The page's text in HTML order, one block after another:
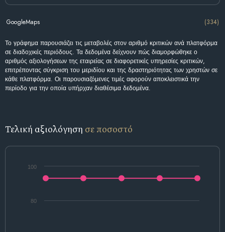
GoogleMaps (334)
Το γράφημα παρουσιάζει τις μεταβολές στον αριθμό κριτικών ανά πλατφόρμα
σε διαδοχικές περιόδους. Τα δεδομένα δείχνουν πώς διαμορφώθηκε ο
αριθμός αξιολογήσεων της εταιρείας σε διαφορετικές υπηρεσίες κριτικών,
επιτρέποντας σύγκριση του μεριδίου και της δραστηριότητας των χρηστών σε
κάθε πλατφόρμα. Οι παρουσιαζόμενες τιμές αφορούν αποκλειστικά την
περίοδο για την οποία υπήρχαν διαθέσιμα δεδομένα.
Τελική αξιολόγηση σε ποσοστό
80
100